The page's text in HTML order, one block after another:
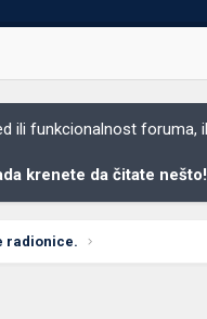
ili funkcionalnost foruma,
krenete da čitate nešto!
radionice.